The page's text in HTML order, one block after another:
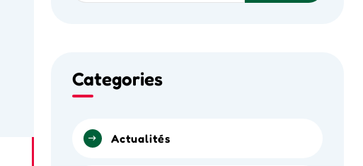
Categories
Actualités